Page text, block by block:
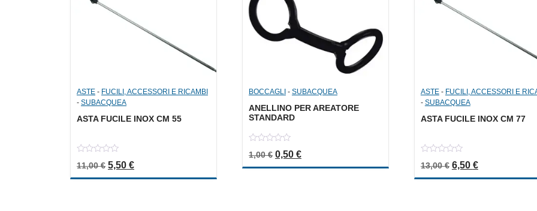
ASTE - FUCILI, ACCESSORI E RICAMBI
- SUBACQUEA
ASTA FUCILE INOX CM 55
out
11,00€ Il prezzo originale era: 11,00 €.
5,50 €Il prezzo attuale è: 5,50 €.
BOCCAGLI- SUBACQUEA
ANELLINO PER AREATORE
STANDARD
out
1,00€ Il prezzo originale era: 1,00 €.
0,50 €Il prezzo attuale è: 0,50 €.
ASTE- FUCILI, ACCESSORI E
- SUBACQUEA
ASTA FUCILE INOX CM 77
out
13,00€ Il prezzo originale
6,50 €Il prezzo